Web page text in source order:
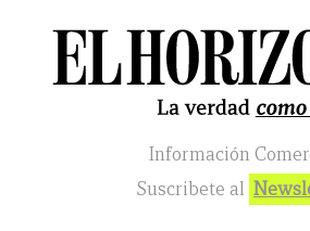
Información
Suscribete al